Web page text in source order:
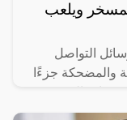
ويلعب
التواصل
والمضحكة جزءًا